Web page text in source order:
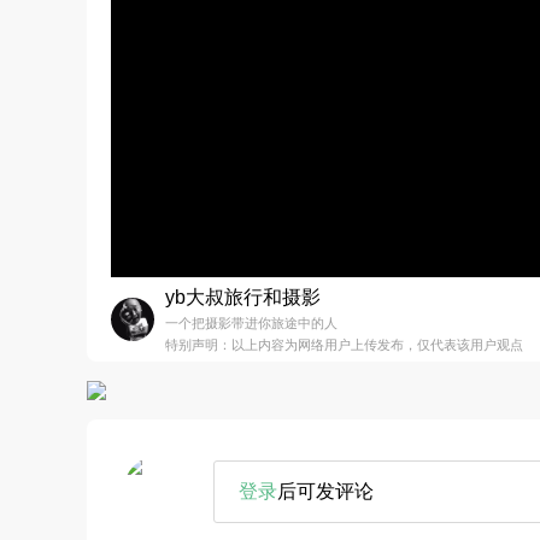
yb大叔旅行和摄影
一个把摄影带进你旅途中的人
特别声明：以上内容为网络用户上传发布，仅代表该用户观点
登录后可发评论